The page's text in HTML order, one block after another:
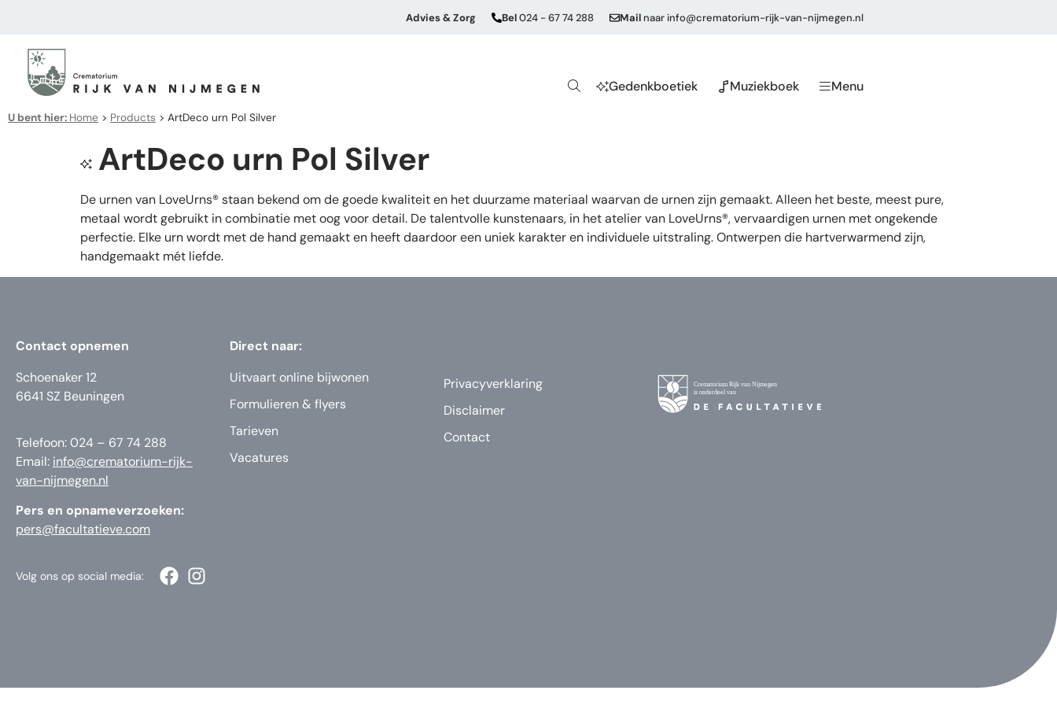
Advies & Zorg Bel024 - 67 74 288 Mail naarinfo@crematorium-rijk-van-nijmegen.nl
Gedenkboetiek Muziekboek Menu
U bent hier: Home > Products > ArtDeco urn Pol Silver
ArtDeco urn Pol Silver
De urnen van LoveUrns® staan bekend om de goede kwaliteit en het duurzame materiaal waarvan de urnen zijn gemaakt. Alleen het beste, meest pure,
metaal wordt gebruikt in combinatie met oog voor detail. De talentvolle kunstenaars, in het atelier van LoveUrns®, vervaardigen urnen met ongekende
perfectie. Elke urn wordt met de hand gemaakt en heeft daardoor een uniek karakter en individuele uitstraling. Ontwerpen die hartverwarmend zijn,
handgemaakt mét liefde.
Contact opnemen
Schoenaker 12
6641 SZ Beuningen
Telefoon: 024 – 67 74 288
Email: info@crematorium-rijk-
van-nijmegen.nl
Pers en opnameverzoeken:
pers@facultatieve.com
Direct naar:
Uitvaart online bijwonen
Formulieren & flyers
Tarieven
Vacatures
Privacyverklaring
Disclaimer
Contact
Volg ons op social media: